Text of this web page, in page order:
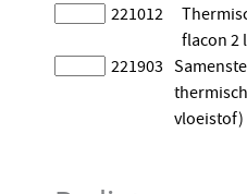
221012
flacon 2
221903
vloeistof)